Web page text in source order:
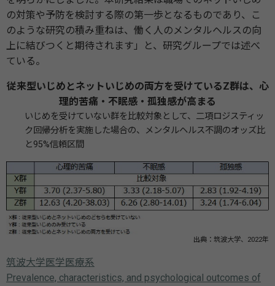
の対策や予防を検討する際の第⼀歩となるものであり、こ
のような研究の積み重ねは、働く⼈のメンタルヘルスの向
上に結びつくと期待されます」と、研究グループでは述べ
ている。
従来型いじめとネットいじめの両⽅を受けているZ群は、心
理的苦痛・不眠感・孤独感が高まる
いじめを受けていない群を⽐較対象として、⼆項ロジスティッ
ク回帰分析を実施した場合の、メンタルヘルス不調のオッズ⽐
と95%信頼区間
出典：筑波⼤学、2022年
筑波⼤学医学医療系
Prevalence, characteristics, and psychological outcomes of